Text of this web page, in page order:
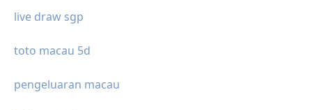
live draw sgp
toto macau 5d
pengeluaran macau